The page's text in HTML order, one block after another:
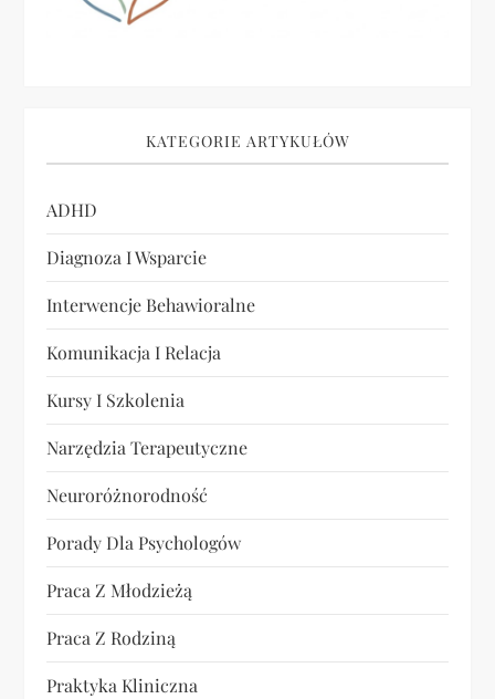
i
s
u
KATEGORIE ARTYKUŁÓW
ADHD
Diagnoza I Wsparcie
Interwencje Behawioralne
Komunikacja I Relacja
Kursy I Szkolenia
Narzędzia Terapeutyczne
Neuroróżnorodność
Porady Dla Psychologów
Praca Z Młodzieżą
Praca Z Rodziną
Praktyka Kliniczna